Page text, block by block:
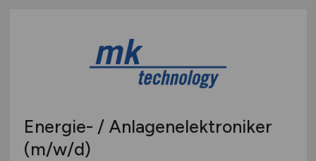
Energie- / Anlagenelektroniker
(m/w/d)